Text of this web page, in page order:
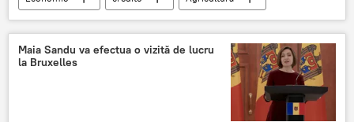
Maia Sandu va efectua o vizită de lucru
la Bruxelles